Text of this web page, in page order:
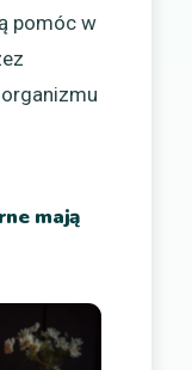
pomóc w
mają